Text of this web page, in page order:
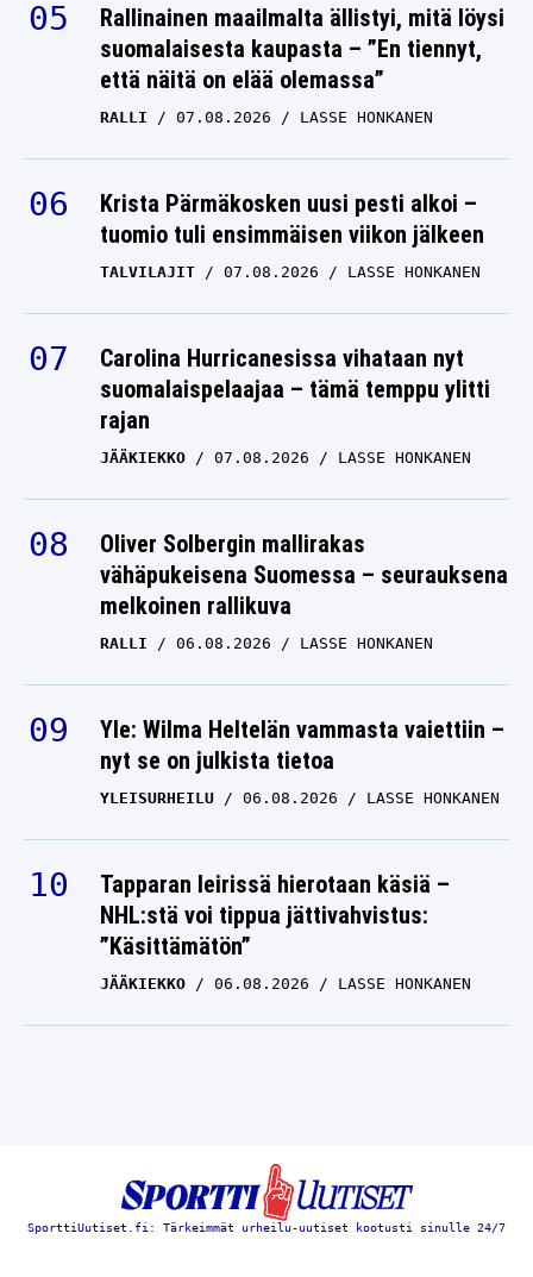
Rallinainen maailmalta ällistyi, mitä löysi
suomalaisesta kaupasta – ”En tiennyt,
että näitä on elää olemassa”
RALLI 07.08.2026 LASSE HONKANEN
Krista Pärmäkosken uusi pesti alkoi –
tuomio tuli ensimmäisen viikon jälkeen
TALVILAJIT 07.08.2026 LASSE HONKANEN
Carolina Hurricanesissa vihataan nyt
suomalaispelaajaa – tämä temppu ylitti
rajan
JÄÄKIEKKO 07.08.2026 LASSE HONKANEN
Oliver Solbergin mallirakas
vähäpukeisena Suomessa – seurauksena
melkoinen rallikuva
RALLI 06.08.2026 LASSE HONKANEN
Yle: Wilma Heltelän vammasta vaiettiin –
nyt se on julkista tietoa
YLEISURHEILU 06.08.2026 LASSE HONKANEN
Tapparan leirissä hierotaan käsiä –
NHL:stä voi tippua jättivahvistus:
”Käsittämätön”
JÄÄKIEKKO 06.08.2026 LASSE HONKANEN
SporttiUutiset.fi: Tärkeimmät urheilu-uutiset kootusti sinulle 24/7